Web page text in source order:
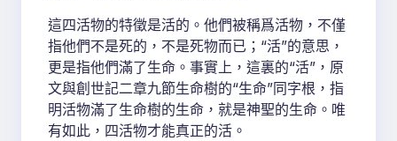
這四活物的特徵是活的。他們被稱爲活物，不僅
指他們不是死的，不是死物而已；“活”的意思，
更是指他們滿了生命。事實上，這裏的“活”，原
文與創世記二章九節生命樹的“生命”同字根，指
明活物滿了生命樹的生命，就是神聖的生命。唯
有如此，四活物才能真正的活。